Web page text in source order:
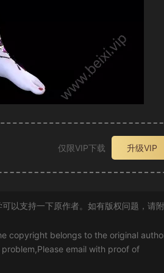
仅限VIP下载 升级VIP
以支持一下原作者。如有版权问题，请
copyright belongs to the original
email with proof of